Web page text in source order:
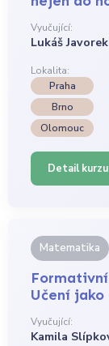
Vyučující:
Lukáš Javorek
Lokalita:
Praha
Brno
Olomouc
Detail kurzu
Matematika
Učení
Vyučující:
Kamila